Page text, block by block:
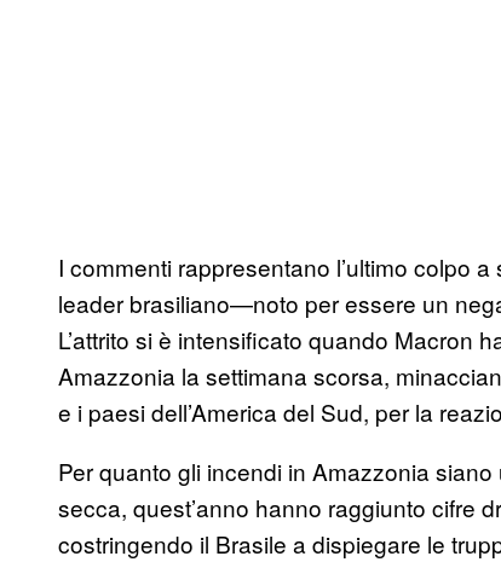
I commenti rappresentano l’ultimo colpo
leader brasiliano—noto per essere un
L’attrito si è intensificato quando Macron
Amazzonia la settimana scorsa,
e i paesi dell’America del Sud, per la
Per quanto gli incendi in Amazzonia
secca, quest’anno hanno raggiunto cifre
costringendo il Brasile a dispiegare le